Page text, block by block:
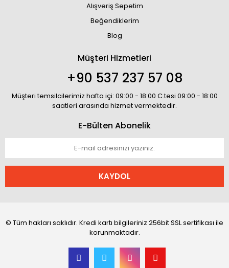
Alışveriş Sepetim
Beğendiklerim
Blog
Müşteri Hizmetleri
+90 537 237 57 08
Müşteri temsilcilerimiz hafta içi: 09:00 - 18:00 C.tesi 09:00 - 18:00
saatleri arasında hizmet vermektedir.
E-Bülten Abonelik
KAYDOL
© Tüm hakları saklıdır. Kredi kartı bilgileriniz 256bit SSL sertifikası ile
korunmaktadır.